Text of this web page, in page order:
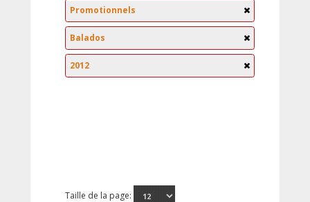
Promotionnels
Balados
2012
Taille de la page: